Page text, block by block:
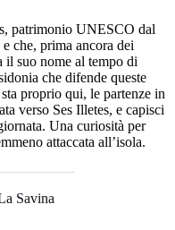
patrimonio UNESCO dal
che, prima ancora dei
il suo nome al tempo di
che difende queste
proprio qui, le partenze in
verso Ses Illetes, e capisci
Una curiosità per
attaccata all’isola.
Savina